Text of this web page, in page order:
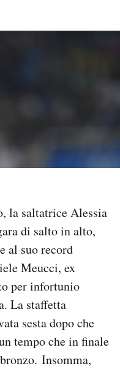
Altrecose
la saltatrice Alessia
di salto in alto,
al suo record
Meucci, ex
per infortunio
La staffetta
sesta dopo che
tempo che in finale
Insomma,